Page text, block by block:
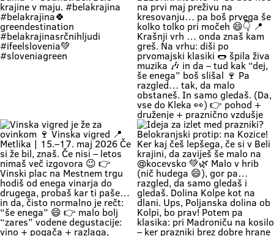
#Poletje Roadtrip Narava Kopanje
WeekendMood HiddenGem
SloveniaGreen
River. 😍 Imagine this: you’re lying
on a soft green bank right by the
water, listening to the birds sing
and soaking up the authentic
warmth of Bela Krajina, completely
forgetting your phone exists for
the entire afternoon. 🌿 Relaxing
by the Kolpa River is a true
Weather: a hot weekend is on the
way 👉 Time: warm May days (the
perfect time for your first
encounter with nature) 👉 Nature
+ a lounge chair in the shade +
your favorite people = a
combination that has never
disappointed Come see us. You
know where we are—the place
where time actually slows down
and your batteries recharge all on
their own. 💚
reku! 🍷😄 Ker na Vinski vigredi
Beli krajini se zmerej še malo
ostane. Ker srečaš kolega, ki ga
nisi vidu že 5 let, pa muzika je fina,
pa vino je vrhunsko! 👉 vino
najboljših belokranjskih vinarjev
👉 Vinski plac z vodenimi
degustacijami 👉 muzika, hrana in
originalna belokranjska prireditev
👉 metliški plac kak more bit, živ
in poln Če hočeš doživet Belo
krajino takšno, kot je zares —
prideš na Vigred. Za en večer.
Ostaneš pa še malo dlje. 😌🍇 Se
vidimo v Metliki! 🎥 Zavod za
turizem, kulturo, šport in mladino
Metlika #belakrajina #vinskavigred
#belakrajinasrčnihljudi #metlika
Če zapreš oči, znaš ki si. Duma 💚
Soundtrack Bele krajine v maju.
#belakrajina #belakrajina🍀
greendestination
#belakrajinasrčnihljudi
#ifeelslovenia💚 #sloveniagreen
🔥 1. MAJ PO BELOKRANJSKO 🔥
Če boš noč na prvi maj preživu na
kresovanju… pa boš prvega še
kolko tolko pri močeh 😄👇 📍
Krašnji vrh … onda znaš kam greš.
Na vrhu: diši po prvomajski klasiki
🌭 špila živa muzika 🎶 in da – tud
kak “dej, še enega” boš slišal 🍷
Pa razgled… tak, da malo
obstaneš. In samo gledaš. (Da,
vse do Kleka 👀) 👉 pohod +
druženje + praznično vzdušje 👉
za družine, prijatelje, pa malo
rekreacije (če že mora bit 😄) 👉